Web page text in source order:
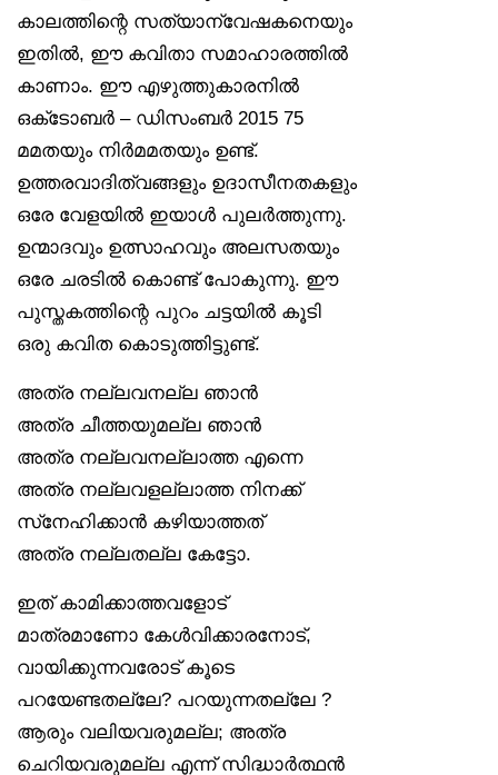
കാലത്തിന്റെ സത്യാന്വേഷകനെയും
ഇതിൽ, ഈ കവിതാ സമാഹാരത്തിൽ
കാണാം. ഈ എഴുത്തുകാരനിൽ
ഒക്‌ടോബർ – ഡിസംബർ 2015 75
മമതയും നിർമമതയും ഉണ്ട്.
ഉത്തരവാദിത്വങ്ങളും ഉദാസീനതകളും
ഒരേ വേളയിൽ ഇയാൾ പുലർത്തുന്നു.
ഉന്മാദവും ഉത്സാഹവും അലസതയും
ഒരേ ചരടിൽ കൊണ്ട് പോകുന്നു. ഈ
പുസ്തകത്തിന്റെ പുറം ചട്ടയിൽ കൂടി
ഒരു കവിത കൊടുത്തിട്ടുണ്ട്.
അത്ര നല്ലവനല്ല ഞാൻ
അത്ര ചീത്തയുമല്ല ഞാൻ
അത്ര നല്ലവനല്ലാത്ത എന്നെ
അത്ര നല്ലവളല്ലാത്ത നിനക്ക്
സ്‌നേഹിക്കാൻ കഴിയാത്തത്
അത്ര നല്ലതല്ല കേട്ടോ.
ഇത് കാമിക്കാത്തവളോട്
മാത്രമാണോ കേൾവിക്കാരനോട്,
വായിക്കുന്നവരോട് കൂടെ
പറയേണ്ടതല്ലേ? പറയുന്നതല്ലേ ?
ആരും വലിയവരുമല്ല; അത്ര
ചെറിയവരുമല്ല എന്ന് സിദ്ധാർത്ഥൻ